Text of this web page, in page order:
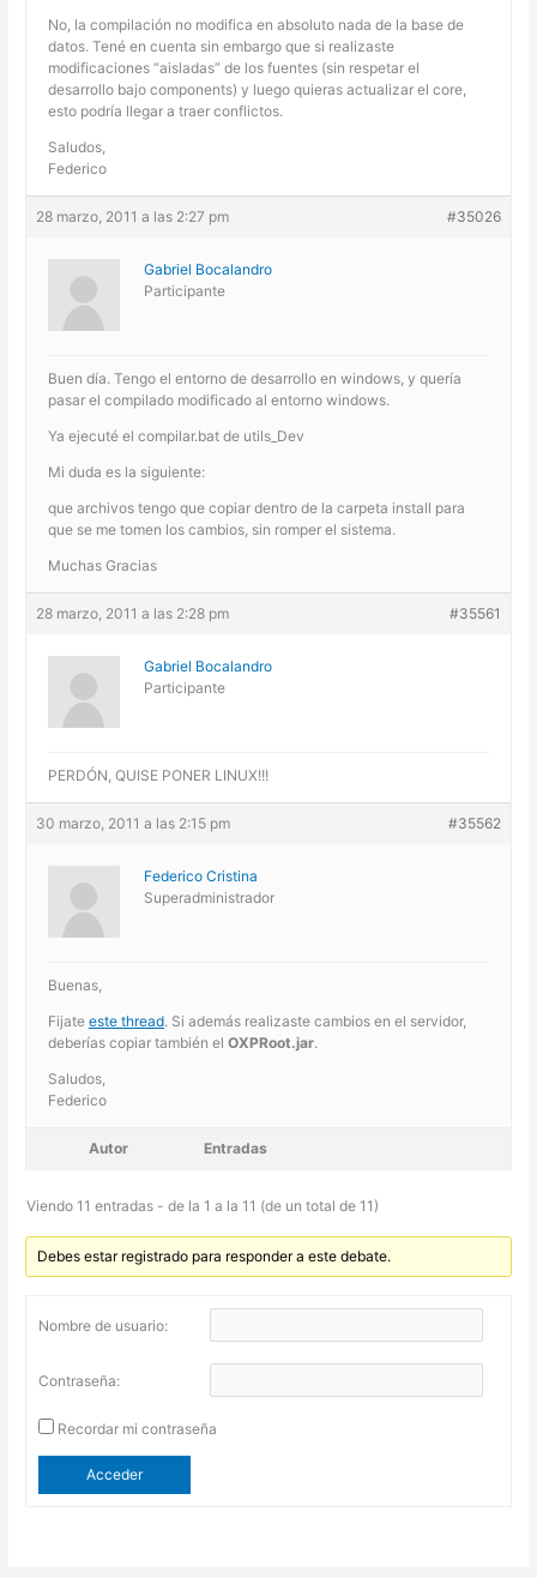
No, la compilación no modifica en absoluto nada de la base de
datos. Tené en cuenta sin embargo que si realizaste
modificaciones “aisladas” de los fuentes (sin respetar el
desarrollo bajo components) y luego quieras actualizar el core,
esto podría llegar a traer conflictos.
Saludos,
Federico
28 marzo, 2011 a las 2:27 pm #35026
Gabriel Bocalandro
Participante
Buen día. Tengo el entorno de desarrollo en windows, y quería
pasar el compilado modificado al entorno windows.
Ya ejecuté el compilar.bat de utils_Dev
Mi duda es la siguiente:
que archivos tengo que copiar dentro de la carpeta install para
que se me tomen los cambios, sin romper el sistema.
Muchas Gracias
28 marzo, 2011 a las 2:28 pm #35561
Gabriel Bocalandro
Participante
PERDÓN, QUISE PONER LINUX!!!
30 marzo, 2011 a las 2:15 pm #35562
Federico Cristina
Superadministrador
Buenas,
Fijateeste thread. Si además realizaste cambios en el servidor,
deberías copiar también elOXPRoot.jar.
Saludos,
Federico
Autor Entradas
Viendo 11 entradas - de la 1 a la 11 (de un total de 11)
Debes estar registrado para responder a este debate.
Nombre de usuario:
Contraseña:
Recordar mi contraseña
Acceder